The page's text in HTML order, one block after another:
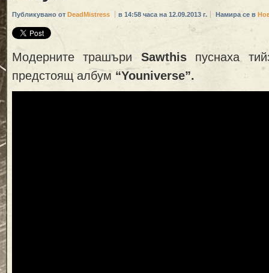
Публикувано от DeadMistress в 14:58 часа на 12.09.2013 г. Намира се в
Модерните трашъри Sawthisпуснаха
предстоящ албум “Youniverse”.